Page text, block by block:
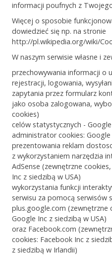
informacji poufnych z
Więcej o sposobie
dowiedzieć się np. na stronie
http://pl.wikipedia.org/wiki/
W naszym serwisie własne i
przechowywania informacji o
rejestracji, logowania,
zapytania przez formularz
jako osoba zalogowana,
cookies)
celów statystycznych -
administrator cookies: Google
prezentowania reklam
z wykorzystaniem narzędzia
AdSense (zewnętrzne
Inc z siedzibą w USA)
wykorzystania funkcji
serwisu za pomocą serwisów
plus.google.com (zewnętrzne
Google Inc z siedzibą w USA)
oraz Facebook.com
cookies: Facebook Inc z
z siedzibą w Irlandii)